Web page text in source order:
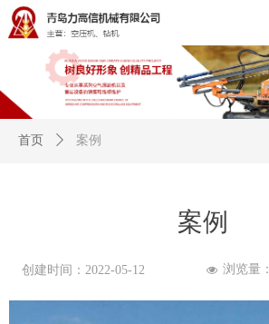
案例
创建时间： 2022-05-12 넶 浏览量：
首页 ꄲ 案例